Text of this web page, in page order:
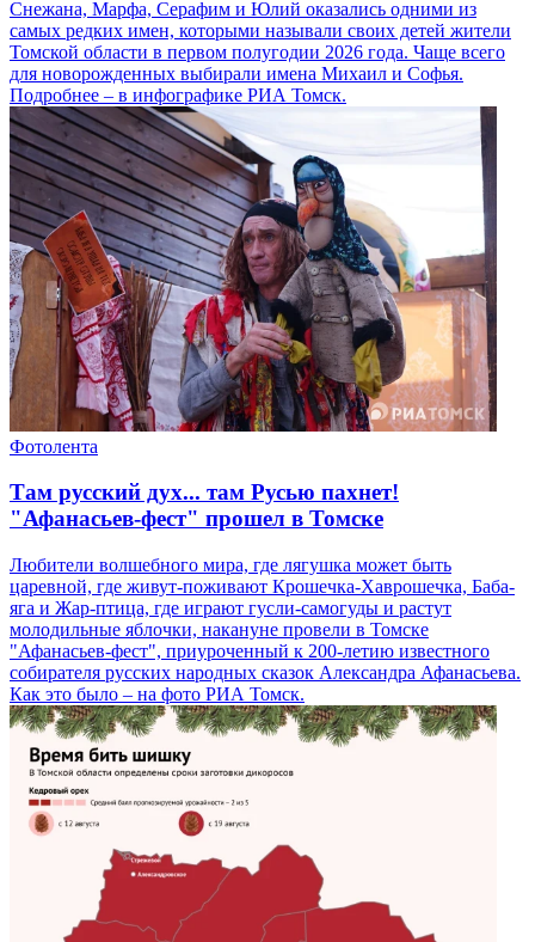
Снежана, Марфа, Серафим и Юлий оказались одними из
самых редких имен, которыми называли своих детей жители
Томской области в первом полугодии 2026 года. Чаще всего
для новорожденных выбирали имена Михаил и Софья.
Подробнее – в инфографике РИА Томск.
Фотолента
Там русский дух... там Русью пахнет!
"Афанасьев-фест" прошел в Томске
Любители волшебного мира, где лягушка может быть
царевной, где живут-поживают Крошечка-Хаврошечка, Баба-
яга и Жар-птица, где играют гусли-самогуды и растут
молодильные яблочки, накануне провели в Томске
"Афанасьев-фест", приуроченный к 200-летию известного
собирателя русских народных сказок Александра Афанасьева.
Как это было – на фото РИА Томск.